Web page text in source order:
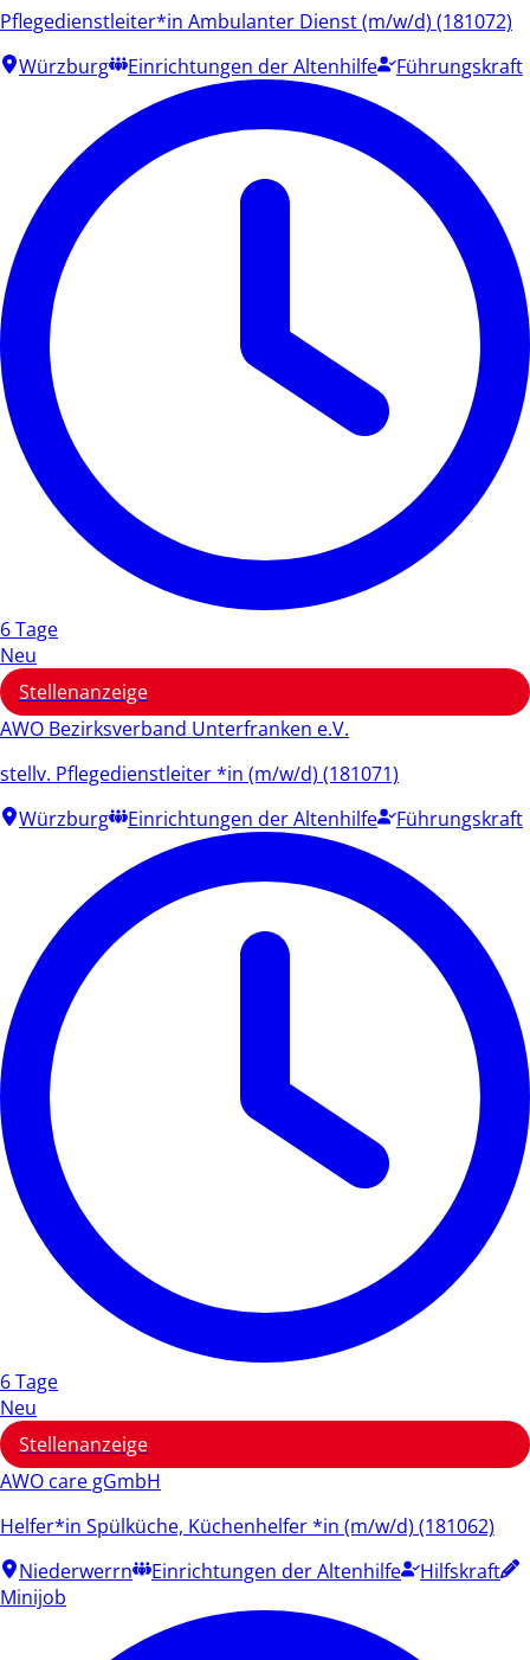
Pflegedienstleiter*in Ambulanter Dienst (m/w/d) (181072)
Würzburg
Einrichtungen der Altenhilfe Führungskraft
6 Tage
Neu
Stellenanzeige
AWO Bezirksverband Unterfranken e.V.
stellv. Pflegedienstleiter *in (m/w/d) (181071)
Würzburg
Einrichtungen der Altenhilfe Führungskraft
6 Tage
Neu
Stellenanzeige
AWO care gGmbH
Helfer*in Spülküche, Küchenhelfer *in (m/w/d) (181062)
Niederwerrn
Einrichtungen der Altenhilfe
Hilfskraft
Minijob